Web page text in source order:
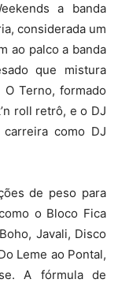
a banda
considerada um
ao palco a banda
que mistura
Terno, formado
roll retrô, e o DJ
como DJ
de peso para
o Bloco Fica
Javali, Disco
Leme ao Pontal,
A fórmula de